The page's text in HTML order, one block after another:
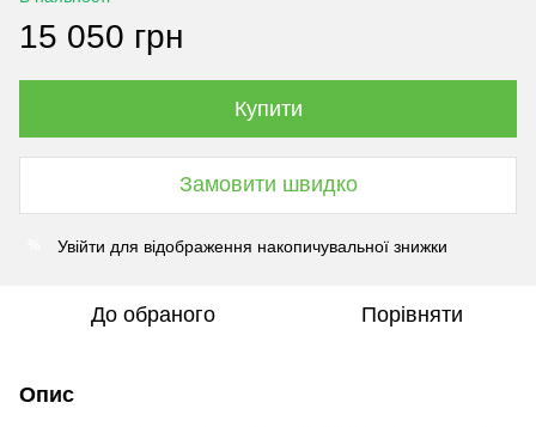
15 050 грн
Купити
Замовити швидко
Увійти для відображення накопичувальної знижки
До обраного Порівняти
Опис